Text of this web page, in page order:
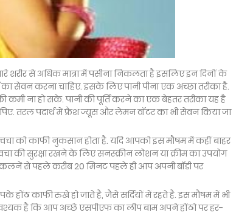
शरीर से अधिक मात्रा में पसीना निकलता है इसलिए इन दिनों के
का सेवन करना चाहिए. इसके लिए पानी पीना एक अच्छा तरीका है.
कमी ना हो सके. पानी की पूर्ति करने का एक बेहतर तरीका यह है
तरल पदार्थ में फ्रैश ज्यूस और लेमन वॉटर का भी सेवन किया जा
को काफी नुकसान होता है. यदि आपको इस मौषम में कहीं बाहर
की सुरक्षा रखने के लिए सनस्क्रीन लोशन या क्रीम का उपयोग
से पहले करीब 20 मिनट पहले ही आप अपनी बॉडी पर
होंठ काफी रुखे हो जाते है, जैसे सर्दियों में रहते है. इस मौषम में भी
है कि आप अच्छे एसपीएफ का लीप बाम अपने होंठो पर हर-